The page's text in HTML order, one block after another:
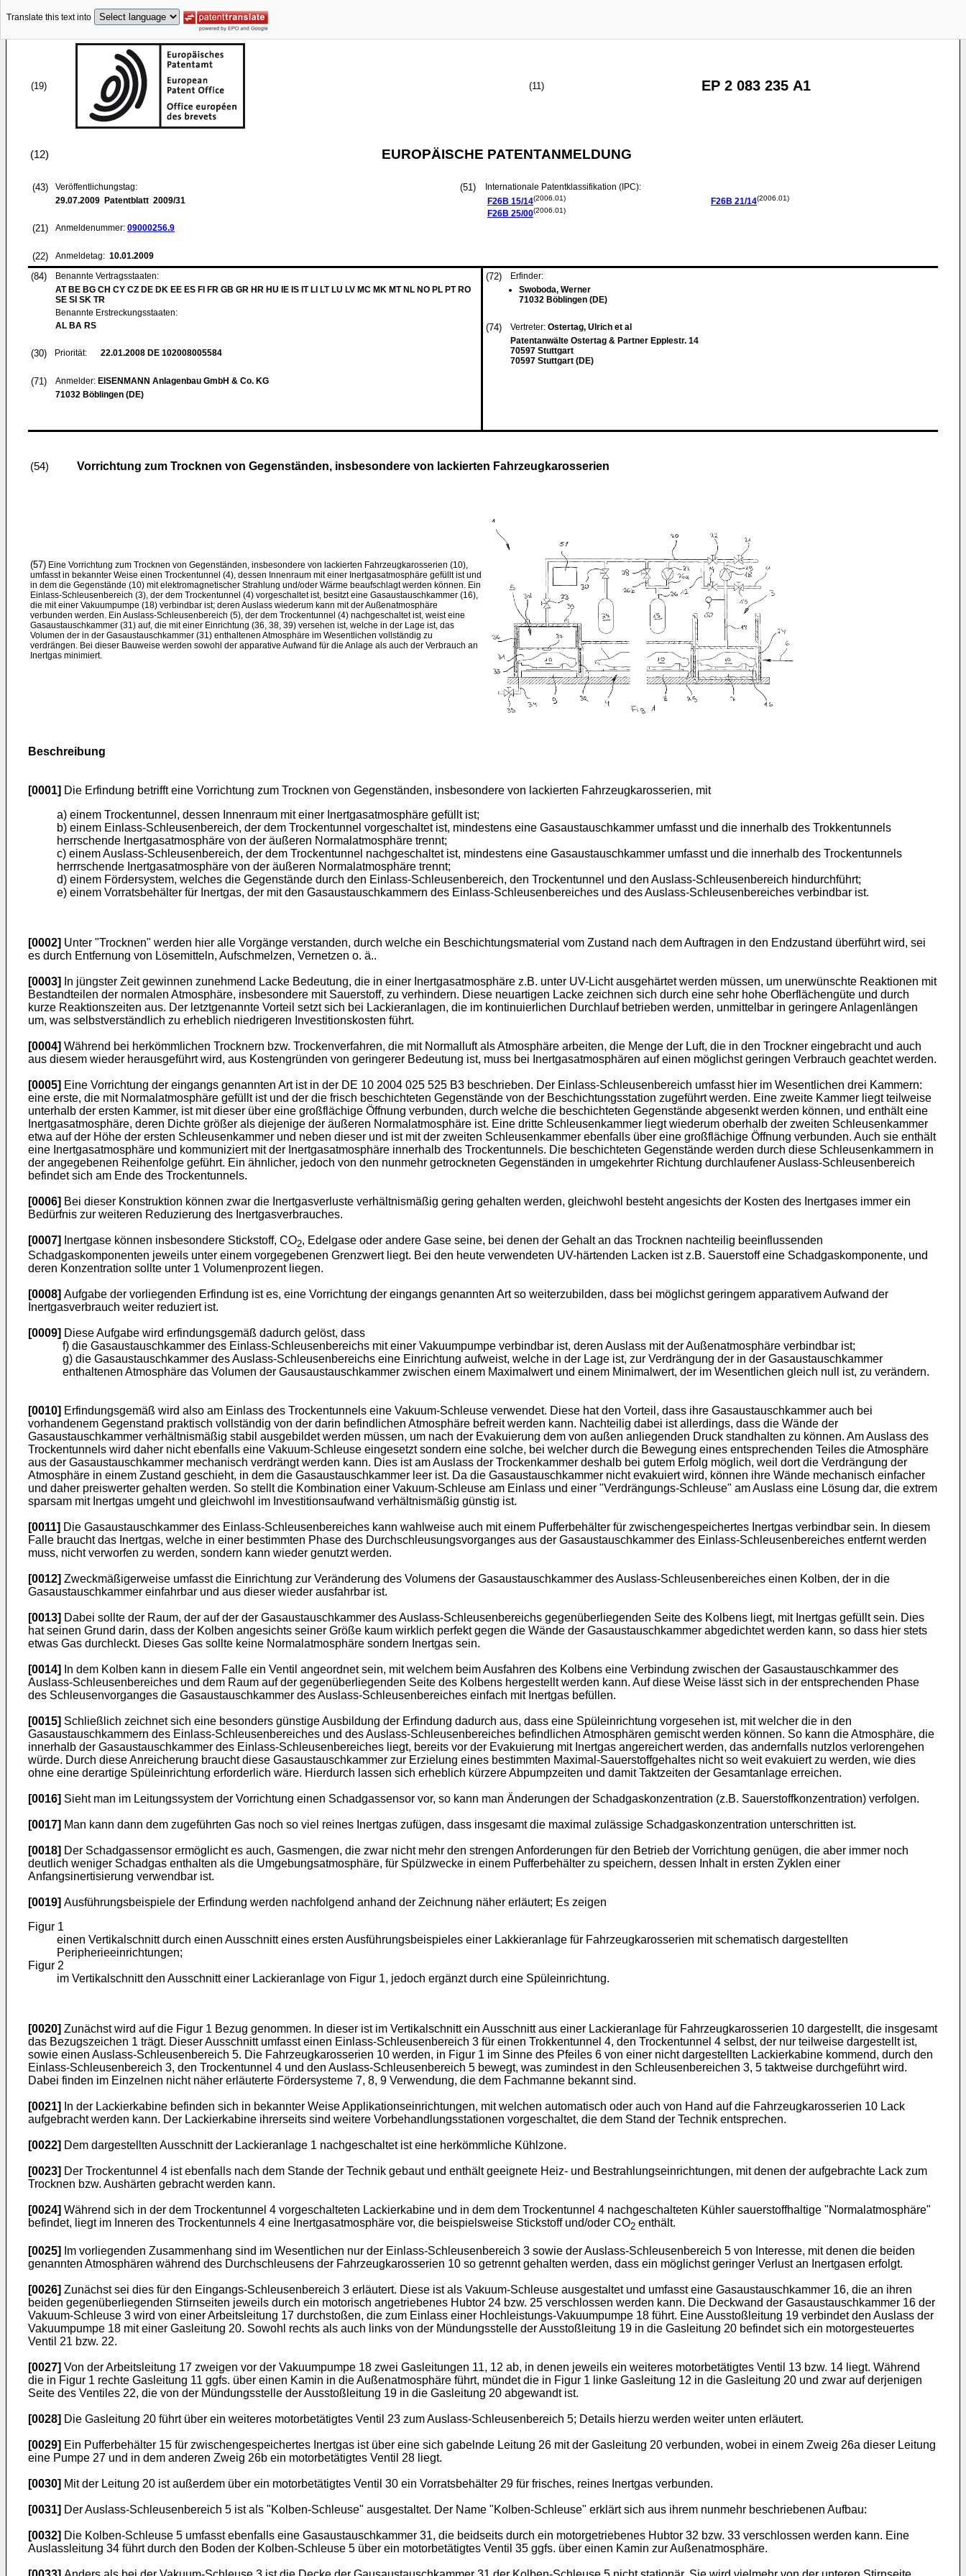
Translate this text into
(19) (11) EP 2 083 235 A1
(12) EUROPÄISCHE PATENTANMELDUNG
(43)
Veröffentlichungstag:
29.07.2009 Patentblatt 2009/31
(21) Anmeldenummer: 09000256.9
(22) Anmeldetag: 10.01.2009
(51)
Internationale Patentklassifikation (IPC):
F26B 15/14(2006.01)
F26B 25/00(2006.01)
F26B 21/14(2006.01)
(84)
Benannte Vertragsstaaten:
AT BE BG CH CY CZ DE DK EE ES FI FR GB GR HR HU IE IS IT LI LT LU LV MC MK MT NL NO PL PT RO
SE SI SK TR
Benannte Erstreckungsstaaten:
AL BA RS
(30) Priorität: 22.01.2008 DE 102008005584
(71) Anmelder: EISENMANN Anlagenbau GmbH & Co. KG
71032 Böblingen (DE)
(72)
Erfinder:
Swoboda, Werner
71032 Böblingen (DE)
(74) Vertreter: Ostertag, Ulrich et al
Patentanwälte Ostertag & Partner Epplestr. 14
70597 Stuttgart
70597 Stuttgart (DE)
(54) Vorrichtung zum Trocknen von Gegenständen, insbesondere von lackierten Fahrzeugkarosserien
(57) Eine Vorrichtung zum Trocknen von Gegenständen, insbesondere von lackierten Fahrzeugkarosserien (10),
umfasst in bekannter Weise einen Trockentunnel (4), dessen Innenraum mit einer Inertgasatmosphäre gefüllt ist und
in dem die Gegenstände (10) mit elektromagnetischer Strahlung und/oder Wärme beaufschlagt werden können. Ein
Einlass-Schleusenbereich (3), der dem Trockentunnel (4) vorgeschaltet ist, besitzt eine Gasaustauschkammer (16),
die mit einer Vakuumpumpe (18) verbindbar ist; deren Auslass wiederum kann mit der Außenatmosphäre
verbunden werden. Ein Auslass-Schleusenbereich (5), der dem Trockentunnel (4) nachgeschaltet ist, weist eine
Gasaustauschkammer (31) auf, die mit einer Einrichtung (36, 38, 39) versehen ist, welche in der Lage ist, das
Volumen der in der Gasaustauschkammer (31) enthaltenen Atmosphäre im Wesentlichen vollständig zu
verdrängen. Bei dieser Bauweise werden sowohl der apparative Aufwand für die Anlage als auch der Verbrauch an
Inertgas minimiert.
Beschreibung
[0001] Die Erfindung betrifft eine Vorrichtung zum Trocknen von Gegenständen, insbesondere von lackierten Fahrzeugkarosserien, mit
a) einem Trockentunnel, dessen Innenraum mit einer Inertgasatmosphäre gefüllt ist;
b) einem Einlass-Schleusenbereich, der dem Trockentunnel vorgeschaltet ist, mindestens eine Gasaustauschkammer umfasst und die innerhalb des Trokkentunnels
herrschende Inertgasatmosphäre von der äußeren Normalatmosphäre trennt;
c) einem Auslass-Schleusenbereich, der dem Trockentunnel nachgeschaltet ist, mindestens eine Gasaustauschkammer umfasst und die innerhalb des Trockentunnels
herrrschende Inertgasatmosphäre von der äußeren Normalatmosphäre trennt;
d) einem Fördersystem, welches die Gegenstände durch den Einlass-Schleusenbereich, den Trockentunnel und den Auslass-Schleusenbereich hindurchführt;
e) einem Vorratsbehälter für Inertgas, der mit den Gasaustauschkammern des Einlass-Schleusenbereiches und des Auslass-Schleusenbereiches verbindbar ist.
[0002] Unter "Trocknen" werden hier alle Vorgänge verstanden, durch welche ein Beschichtungsmaterial vom Zustand nach dem Auftragen in den Endzustand überführt wird, sei
es durch Entfernung von Lösemitteln, Aufschmelzen, Vernetzen o. ä..
[0003]
In jüngster Zeit gewinnen zunehmend Lacke Bedeutung, die in einer Inertgasatmosphäre z.B. unter UV-Licht ausgehärtet werden müssen, um unerwünschte Reaktionen mit
Bestandteilen der normalen Atmosphäre, insbesondere mit Sauerstoff, zu verhindern. Diese neuartigen Lacke zeichnen sich durch eine sehr hohe Oberflächengüte und durch
kurze Reaktionszeiten aus. Der letztgenannte Vorteil setzt sich bei Lackieranlagen, die im kontinuierlichen Durchlauf betrieben werden, unmittelbar in geringere Anlagenlängen
um, was selbstverständlich zu erheblich niedrigeren Investitionskosten führt.
[0004] Während bei herkömmlichen Trocknern bzw. Trockenverfahren, die mit Normalluft als Atmosphäre arbeiten, die Menge der Luft, die in den Trockner eingebracht und auch
aus diesem wieder herausgeführt wird, aus Kostengründen von geringerer Bedeutung ist, muss bei Inertgasatmosphären auf einen möglichst geringen Verbrauch geachtet werden.
[0005] Eine Vorrichtung der eingangs genannten Art ist in der DE 10 2004 025 525 B3 beschrieben. Der Einlass-Schleusenbereich umfasst hier im Wesentlichen drei Kammern:
eine erste, die mit Normalatmosphäre gefüllt ist und der die frisch beschichteten Gegenstände von der Beschichtungsstation zugeführt werden. Eine zweite Kammer liegt teilweise
unterhalb der ersten Kammer, ist mit dieser über eine großflächige Öffnung verbunden, durch welche die beschichteten Gegenstände abgesenkt werden können, und enthält eine
Inertgasatmosphäre, deren Dichte größer als diejenige der äußeren Normalatmosphäre ist. Eine dritte Schleusenkammer liegt wiederum oberhalb der zweiten Schleusenkammer
etwa auf der Höhe der ersten Schleusenkammer und neben dieser und ist mit der zweiten Schleusenkammer ebenfalls über eine großflächige Öffnung verbunden. Auch sie enthält
eine Inertgasatmosphäre und kommuniziert mit der Inertgasatmosphäre innerhalb des Trockentunnels. Die beschichteten Gegenstände werden durch diese Schleusenkammern in
der angegebenen Reihenfolge geführt. Ein ähnlicher, jedoch von den nunmehr getrockneten Gegenständen in umgekehrter Richtung durchlaufener Auslass-Schleusenbereich
befindet sich am Ende des Trockentunnels.
[0006] Bei dieser Konstruktion können zwar die Inertgasverluste verhältnismäßig gering gehalten werden, gleichwohl besteht angesichts der Kosten des Inertgases immer ein
Bedürfnis zur weiteren Reduzierung des Inertgasverbrauches.
[0007] Inertgase können insbesondere Stickstoff, CO2, Edelgase oder andere Gase seine, bei denen der Gehalt an das Trocknen nachteilig beeinflussenden
Schadgaskomponenten jeweils unter einem vorgegebenen Grenzwert liegt. Bei den heute verwendeten UV-härtenden Lacken ist z.B. Sauerstoff eine Schadgaskomponente, und
deren Konzentration sollte unter 1 Volumenprozent liegen.
[0008] Aufgabe der vorliegenden Erfindung ist es, eine Vorrichtung der eingangs genannten Art so weiterzubilden, dass bei möglichst geringem apparativem Aufwand der
Inertgasverbrauch weiter reduziert ist.
[0009] Diese Aufgabe wird erfindungsgemäß dadurch gelöst, dass
f) die Gasaustauschkammer des Einlass-Schleusenbereichs mit einer Vakuumpumpe verbindbar ist, deren Auslass mit der Außenatmosphäre verbindbar ist;
g) die Gasaustauschkammer des Auslass-Schleusenbereichs eine Einrichtung aufweist, welche in der Lage ist, zur Verdrängung der in der Gasaustauschkammer
enthaltenen Atmosphäre das Volumen der Gausaustauschkammer zwischen einem Maximalwert und einem Minimalwert, der im Wesentlichen gleich null ist, zu verändern.
[0010] Erfindungsgemäß wird also am Einlass des Trockentunnels eine Vakuum-Schleuse verwendet. Diese hat den Vorteil, dass ihre Gasaustauschkammer auch bei
vorhandenem Gegenstand praktisch vollständig von der darin befindlichen Atmosphäre befreit werden kann. Nachteilig dabei ist allerdings, dass die Wände der
Gasaustauschkammer verhältnismäßig stabil ausgebildet werden müssen, um nach der Evakuierung dem von außen anliegenden Druck standhalten zu können. Am Auslass des
Trockentunnels wird daher nicht ebenfalls eine Vakuum-Schleuse eingesetzt sondern eine solche, bei welcher durch die Bewegung eines entsprechenden Teiles die Atmosphäre
aus der Gasaustauschkammer mechanisch verdrängt werden kann. Dies ist am Auslass der Trockenkammer deshalb bei gutem Erfolg möglich, weil dort die Verdrängung der
Atmosphäre in einem Zustand geschieht, in dem die Gasaustauschkammer leer ist. Da die Gasaustauschkammer nicht evakuiert wird, können ihre Wände mechanisch einfacher
und daher preiswerter gehalten werden. So stellt die Kombination einer Vakuum-Schleuse am Einlass und einer "Verdrängungs-Schleuse" am Auslass eine Lösung dar, die extrem
sparsam mit Inertgas umgeht und gleichwohl im Investitionsaufwand verhältnismäßig günstig ist.
[0011] Die Gasaustauschkammer des Einlass-Schleusenbereiches kann wahlweise auch mit einem Pufferbehälter für zwischengespeichertes Inertgas verbindbar sein. In diesem
Falle braucht das Inertgas, welche in einer bestimmten Phase des Durchschleusungsvorganges aus der Gasaustauschkammer des Einlass-Schleusenbereiches entfernt werden
muss, nicht verworfen zu werden, sondern kann wieder genutzt werden.
[0012] Zweckmäßigerweise umfasst die Einrichtung zur Veränderung des Volumens der Gasaustauschkammer des Auslass-Schleusenbereiches einen Kolben, der in die
Gasaustauschkammer einfahrbar und aus dieser wieder ausfahrbar ist.
[0013] Dabei sollte der Raum, der auf der der Gasaustauschkammer des Auslass-Schleusenbereichs gegenüberliegenden Seite des Kolbens liegt, mit Inertgas gefüllt sein. Dies
hat seinen Grund darin, dass der Kolben angesichts seiner Größe kaum wirklich perfekt gegen die Wände der Gasaustauschkammer abgedichtet werden kann, so dass hier stets
etwas Gas durchleckt. Dieses Gas sollte keine Normalatmosphäre sondern Inertgas sein.
[0014]
In dem Kolben kann in diesem Falle ein Ventil angeordnet sein, mit welchem beim Ausfahren des Kolbens eine Verbindung zwischen der Gasaustauschkammer des
Auslass-Schleusenbereiches und dem Raum auf der gegenüberliegenden Seite des Kolbens hergestellt werden kann. Auf diese Weise lässt sich in der entsprechenden Phase
des Schleusenvorganges die Gasaustauschkammer des Auslass-Schleusenbereiches einfach mit Inertgas befüllen.
[0015] Schließlich zeichnet sich eine besonders günstige Ausbildung der Erfindung dadurch aus, dass eine Spüleinrichtung vorgesehen ist, mit welcher die in den
Gasaustauschkammern des Einlass-Schleusenbereiches und des Auslass-Schleusenbereiches befindlichen Atmosphären gemischt werden können. So kann die Atmosphäre, die
innerhalb der Gasaustauschkammer des Einlass-Schleusenbereiches liegt, bereits vor der Evakuierung mit Inertgas angereichert werden, das andernfalls nutzlos verlorengehen
würde. Durch diese Anreicherung braucht diese Gasaustauschkammer zur Erzielung eines bestimmten Maximal-Sauerstoffgehaltes nicht so weit evakuiert zu werden, wie dies
ohne eine derartige Spüleinrichtung erforderlich wäre. Hierdurch lassen sich erheblich kürzere Abpumpzeiten und damit Taktzeiten der Gesamtanlage erreichen.
[0016] Sieht man im Leitungssystem der Vorrichtung einen Schadgassensor vor, so kann man Änderungen der Schadgaskonzentration (z.B. Sauerstoffkonzentration) verfolgen.
[0017] Man kann dann dem zugeführten Gas noch so viel reines Inertgas zufügen, dass insgesamt die maximal zulässige Schadgaskonzentration unterschritten ist.
[0018] Der Schadgassensor ermöglicht es auch, Gasmengen, die zwar nicht mehr den strengen Anforderungen für den Betrieb der Vorrichtung genügen, die aber immer noch
deutlich weniger Schadgas enthalten als die Umgebungsatmosphäre, für Spülzwecke in einem Pufferbehälter zu speichern, dessen Inhalt in ersten Zyklen einer
Anfangsinertisierung verwendbar ist.
[0019] Ausführungsbeispiele der Erfindung werden nachfolgend anhand der Zeichnung näher erläutert; Es zeigen
Figur 1
einen Vertikalschnitt durch einen Ausschnitt eines ersten Ausführungsbeispieles einer Lakkieranlage für Fahrzeugkarosserien mit schematisch dargestellten
Peripherieeinrichtungen;
Figur 2
im Vertikalschnitt den Ausschnitt einer Lackieranlage von Figur 1, jedoch ergänzt durch eine Spüleinrichtung.
[0020] Zunächst wird auf die Figur 1 Bezug genommen. In dieser ist im Vertikalschnitt ein Ausschnitt aus einer Lackieranlage für Fahrzeugkarosserien 10 dargestellt, die insgesamt
das Bezugszeichen 1 trägt. Dieser Ausschnitt umfasst einen Einlass-Schleusenbereich 3 für einen Trokkentunnel 4, den Trockentunnel 4 selbst, der nur teilweise dargestellt ist,
sowie einen Auslass-Schleusenbereich 5. Die Fahrzeugkarosserien 10 werden, in Figur 1 im Sinne des Pfeiles 6 von einer nicht dargestellten Lackierkabine kommend, durch den
Einlass-Schleusenbereich 3, den Trockentunnel 4 und den Auslass-Schleusenbereich 5 bewegt, was zumindest in den Schleusenbereichen 3, 5 taktweise durchgeführt wird.
Dabei finden im Einzelnen nicht näher erläuterte Fördersysteme 7, 8, 9 Verwendung, die dem Fachmanne bekannt sind.
[0021]
In der Lackierkabine befinden sich in bekannter Weise Applikationseinrichtungen, mit welchen automatisch oder auch von Hand auf die Fahrzeugkarosserien 10 Lack
aufgebracht werden kann. Der Lackierkabine ihrerseits sind weitere Vorbehandlungsstationen vorgeschaltet, die dem Stand der Technik entsprechen.
[0022] Dem dargestellten Ausschnitt der Lackieranlage 1 nachgeschaltet ist eine herkömmliche Kühlzone.
[0023] Der Trockentunnel 4 ist ebenfalls nach dem Stande der Technik gebaut und enthält geeignete Heiz- und Bestrahlungseinrichtungen, mit denen der aufgebrachte Lack zum
Trocknen bzw. Aushärten gebracht werden kann.
[0024] Während sich in der dem Trockentunnel 4 vorgeschalteten Lackierkabine und in dem dem Trockentunnel 4 nachgeschalteten Kühler sauerstoffhaltige "Normalatmosphäre"
befindet, liegt im Inneren des Trockentunnels 4 eine Inertgasatmosphäre vor, die beispielsweise Stickstoff und/oder CO2 enthält.
[0025]
Im vorliegenden Zusammenhang sind im Wesentlichen nur der Einlass-Schleusenbereich 3 sowie der Auslass-Schleusenbereich 5 von Interesse, mit denen die beiden
genannten Atmosphären während des Durchschleusens der Fahrzeugkarosserien 10 so getrennt gehalten werden, dass ein möglichst geringer Verlust an Inertgasen erfolgt.
[0026] Zunächst sei dies für den Eingangs-Schleusenbereich 3 erläutert. Diese ist als Vakuum-Schleuse ausgestaltet und umfasst eine Gasaustauschkammer 16, die an ihren
beiden gegenüberliegenden Stirnseiten jeweils durch ein motorisch angetriebenes Hubtor 24 bzw. 25 verschlossen werden kann. Die Deckwand der Gasaustauschkammer 16 der
Vakuum-Schleuse 3 wird von einer Arbeitsleitung 17 durchstoßen, die zum Einlass einer Hochleistungs-Vakuumpumpe 18 führt. Eine Ausstoßleitung 19 verbindet den Auslass der
Vakuumpumpe 18 mit einer Gasleitung 20. Sowohl rechts als auch links von der Mündungsstelle der Ausstoßleitung 19 in die Gasleitung 20 befindet sich ein motorgesteuertes
Ventil 21 bzw. 22.
[0027] Von der Arbeitsleitung 17 zweigen vor der Vakuumpumpe 18 zwei Gasleitungen 11, 12 ab, in denen jeweils ein weiteres motorbetätigtes Ventil 13 bzw. 14 liegt. Während
die in Figur 1 rechte Gasleitung 11 ggfs. über einen Kamin in die Außenatmosphäre führt, mündet die in Figur 1 linke Gasleitung 12 in die Gasleitung 20 und zwar auf derjenigen
Seite des Ventiles 22, die von der Mündungsstelle der Ausstoßleitung 19 in die Gasleitung 20 abgewandt ist.
[0028] Die Gasleitung 20 führt über ein weiteres motorbetätigtes Ventil 23 zum Auslass-Schleusenbereich 5; Details hierzu werden weiter unten erläutert.
[0029] Ein Pufferbehälter 15 für zwischengespeichertes Inertgas ist über eine sich gabelnde Leitung 26 mit der Gasleitung 20 verbunden, wobei in einem Zweig 26a dieser Leitung
eine Pumpe 27 und in dem anderen Zweig 26b ein motorbetätigtes Ventil 28 liegt.
[0030] Mit der Leitung 20 ist außerdem über ein motorbetätigtes Ventil 30 ein Vorratsbehälter 29 für frisches, reines Inertgas verbunden.
[0031] Der Auslass-Schleusenbereich 5 ist als "Kolben-Schleuse" ausgestaltet. Der Name "Kolben-Schleuse" erklärt sich aus ihrem nunmehr beschriebenen Aufbau:
[0032] Die Kolben-Schleuse 5 umfasst ebenfalls eine Gasaustauschkammer 31, die beidseits durch ein motorgetriebenes Hubtor 32 bzw. 33 verschlossen werden kann. Eine
Auslassleitung 34 führt durch den Boden der Kolben-Schleuse 5 über ein motorbetätigtes Ventil 35 ggfs. über einen Kamin zur Außenatmosphäre.